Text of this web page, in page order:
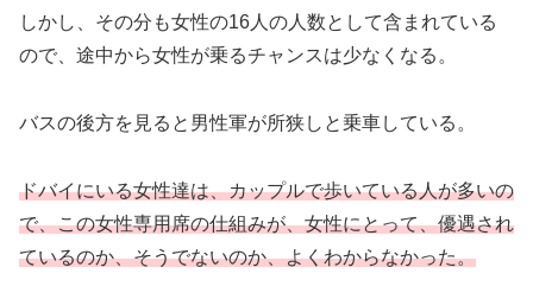
しかし、その分も女性の16人の人数として含まれている
ので、途中から女性が乗るチャンスは少なくなる。
バスの後方を見ると男性軍が所狭しと乗車している。
ドバイにいる女性達は、カップルで歩いている人が多いの
で、この女性専用席の仕組みが、女性にとって、優遇され
ているのか、そうでないのか、よくわからなかった。